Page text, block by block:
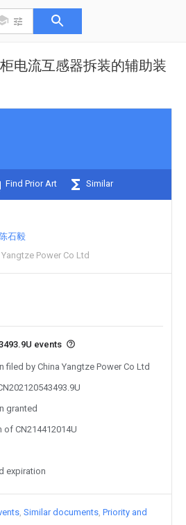
电流互感器拆装的辅助装
Find Prior Art Similar
陈石毅
Yangtze Power Co Ltd
events
filed by China Yangtze Power Co Ltd
granted
of CN214412014U
expiration
Similar documents Priority and